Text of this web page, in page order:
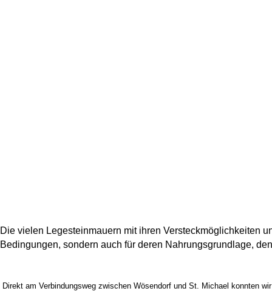
Die vielen Legesteinmauern mit ihren Versteckmöglichkeiten
Bedingungen, sondern auch für deren Nahrungsgrundlage,
Direkt am Verbindungsweg zwischen Wösendorf und St. Michael konnten